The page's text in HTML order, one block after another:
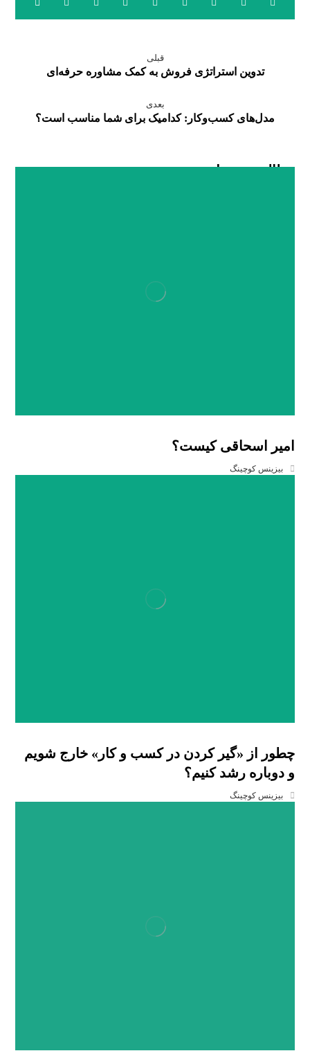
قبلی
تدوین استراتژی فروش به کمک مشاوره حرفه‌ای
بعدی
مدل‌های کسب‌وکار: کدامیک برای شما مناسب است؟
مطالب مرتبط ...
امیر اسحاقی کیست؟
بیزینس کوچینگ
چطور از «گیر کردن در کسب و کار» خارج شویم
و دوباره رشد کنیم؟
بیزینس کوچینگ